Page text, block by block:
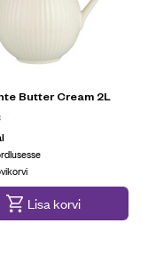
Butter Cream 2L
Lisa korvi